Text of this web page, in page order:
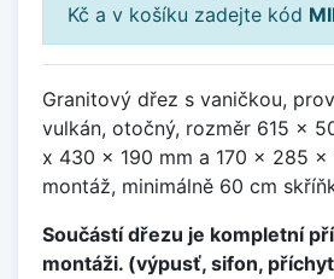
Kč a v košíku zadejte kód
Granitový dřez s vaničkou,
vulkán, otočný, rozměr 615 x
x 430 x 190 mm a 170 x 285 x
montáž, minimálně 60 cm
Součástí dřezu je kompletní
montáži. (výpusť, sifon,